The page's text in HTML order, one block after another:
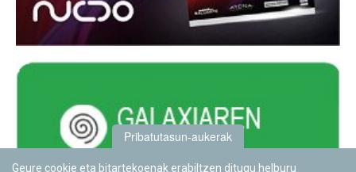
Pribatutasun-aukerak
Geure cookie eta bitartekoenak erabiltzen ditugu helburu